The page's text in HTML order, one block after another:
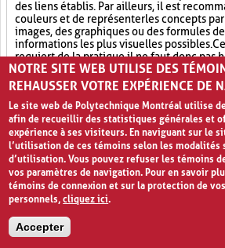
des liens établis. Par ailleurs, il est
couleurs et de représenter les concepts
images, des graphiques ou des formules
informations les plus visuelles possibles.
requiert de la pratique, il ne faut donc pas
plusieurs reprises. En somme, lesCartes
permettent aux élèves de représenter
cartographie des connaissances acquises
relations entre les différents concepts
celui-ci.
Réflexion individuelle (31) Synthèse
Approfondissement des connaissances
Métacognition (7)
NOTRE SITE WEB UTILISE DES
REHAUSSER VOTRE EXPÉRIENCE DE
Le site web de Polytechnique Montréal utilise
afin de recueillir des statistiques générales et
expérience à ses visiteurs. En naviguant sur le
l’utilisation de ces témoins selon les modalités
d’utilisation. Vous pouvez refuser les témoins
vos paramètres de navigation. Pour en savoir
témoins de connexion et sur la protection de
personnels,cliquez ici.
Accepter